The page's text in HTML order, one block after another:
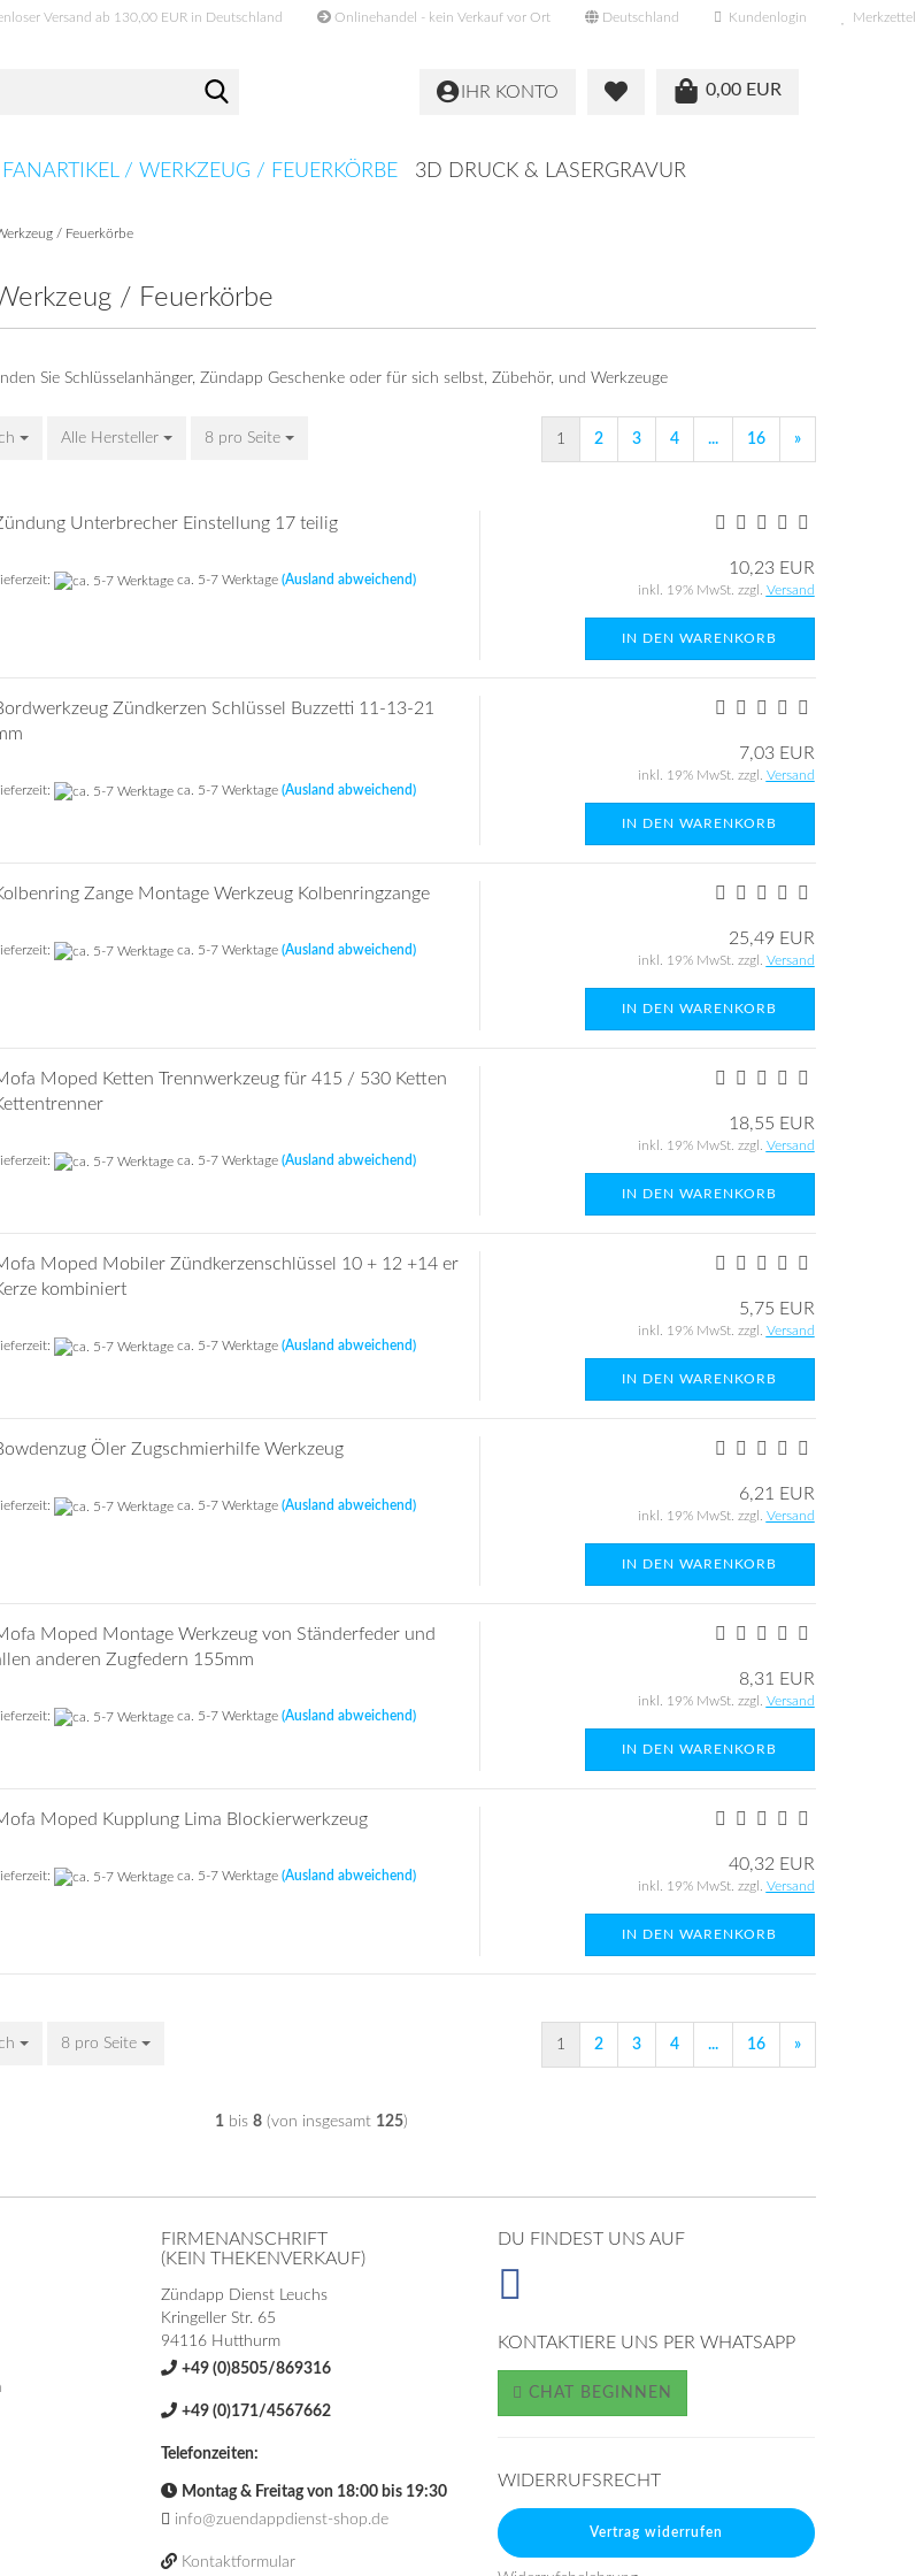
Versand ab 130,00 EUR in Deutschland Onlinehandel - kein Verkauf vor Ort Deutschland Kundenlogin Merkzettel
0,00 EUR
IHR KONTO
FANARTIKEL / WERKZEUG / FEUERKÖRBE 3D DRUCK & LASERGRAVUR
/ Feuerkörbe
/ Feuerkörbe
Sie Schlüsselanhänger, Zündapp Geschenke oder für sich selbst, Zübehör, und Werkzeuge
Alle Hersteller 8 pro Seite
pro Seite 1 2 3 4 ... 16 »
Unterbrecher Einstellung 17 teilig
ca. 5-7 Werktage (Ausland abweichend)
10,23 EUR
inkl. 19% MwSt. zzgl. Versand
IN DEN WARENKORB
Zündkerzen Schlüssel Buzzetti 11-13-21
ca. 5-7 Werktage (Ausland abweichend)
7,03 EUR
inkl. 19% MwSt. zzgl. Versand
IN DEN WARENKORB
Zange Montage Werkzeug Kolbenringzange
ca. 5-7 Werktage (Ausland abweichend)
25,49 EUR
inkl. 19% MwSt. zzgl. Versand
IN DEN WARENKORB
Moped Ketten Trennwerkzeug für 415 / 530 Ketten
ca. 5-7 Werktage (Ausland abweichend)
18,55 EUR
inkl. 19% MwSt. zzgl. Versand
IN DEN WARENKORB
Moped Mobiler Zündkerzenschlüssel 10 + 12 +14 er
kombiniert
ca. 5-7 Werktage (Ausland abweichend)
5,75 EUR
inkl. 19% MwSt. zzgl. Versand
IN DEN WARENKORB
Öler Zugschmierhilfe Werkzeug
ca. 5-7 Werktage (Ausland abweichend)
6,21 EUR
inkl. 19% MwSt. zzgl. Versand
IN DEN WARENKORB
Moped Montage Werkzeug von Ständerfeder und
anderen Zugfedern 155mm
ca. 5-7 Werktage (Ausland abweichend)
8,31 EUR
inkl. 19% MwSt. zzgl. Versand
IN DEN WARENKORB
Moped Kupplung Lima Blockierwerkzeug
ca. 5-7 Werktage (Ausland abweichend)
40,32 EUR
inkl. 19% MwSt. zzgl. Versand
IN DEN WARENKORB
8 pro Seite
pro Seite 1 2 3 4 ... 16 »
1 bis8 (von insgesamt 125)
FIRMENANSCHRIFT
(KEIN THEKENVERKAUF)
Zündapp Dienst Leuchs
Kringeller Str. 65
94116 Hutthurm
+49 (0)8505/869316
+49 (0)171/4567662
Telefonzeiten:
Montag & Freitag von 18:00 bis 19:30
info@zuendappdienst-shop.de
Kontaktformular
DU FINDEST UNS AUF
KONTAKTIERE UNS PER WHATSAPP
CHAT BEGINNEN
WIDERRUFSRECHT
Vertrag widerrufen